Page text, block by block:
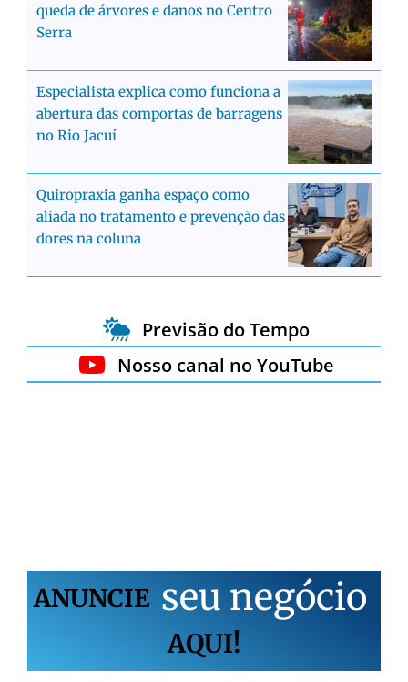
queda de árvores e danos no Centro
Serra
Especialista explica como funciona a
abertura das comportas de barragens
no Rio Jacuí
Quiropraxia ganha espaço como
aliada no tratamento e prevenção das
dores na coluna
Previsão do Tempo
Nosso canal no YouTube
ANUNCIE seu negócio
AQUI!